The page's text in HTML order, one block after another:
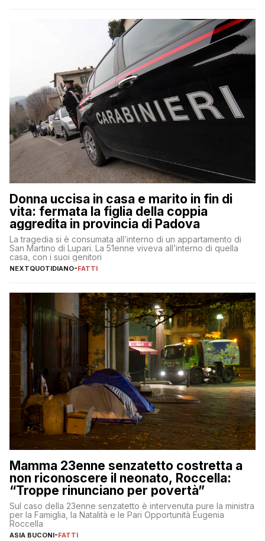
Donna uccisa in casa e marito in fin di
vita: fermata la figlia della coppia
aggredita in provincia di Padova
La tragedia si è consumata all’interno di un appartamento di
San Martino di Lupari. La 51enne viveva all’interno di quella
casa, con i suoi genitori
NEXTQUOTIDIANO-FATTI
Mamma 23enne senzatetto costretta a
non riconoscere il neonato, Roccella:
“Troppe rinunciano per povertà”
Sul caso della 23enne senzatetto è intervenuta pure la ministra
per la Famiglia, la Natalità e le Pari Opportunità Eugenia
Roccella
ASIA BUCONI-FATTI